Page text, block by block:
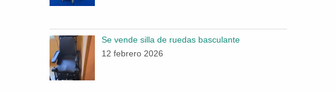
Se vende silla de ruedas basculante
12 febrero 2026